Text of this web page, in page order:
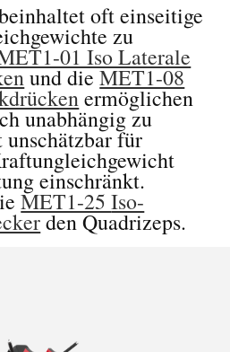
oft einseitige
zu
01 Iso Laterale
und dieMET1-08
ermöglichen
unabhängig zu
unschätzbar für
einschränkt.
MET1-25Iso-
den Quadrizeps.